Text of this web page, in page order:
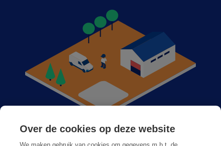
Anticimex bij u in de buurt
Over de cookies op deze website